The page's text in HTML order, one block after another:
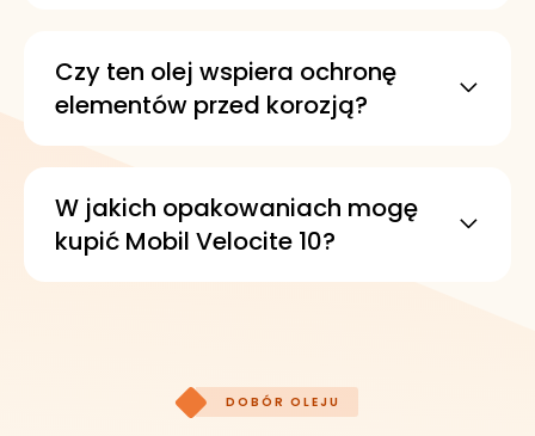
obsługę układu smarowania.
Czy ten olej wspiera ochronę
elementów przed korozją?
rdzę i korozję. Może pomóc w
utrzymaniu dobrego stanu chronionych
powierzchni.
W jakich opakowaniach mogę
kupić Mobil Velocite 10?
DOBÓR OLEJU